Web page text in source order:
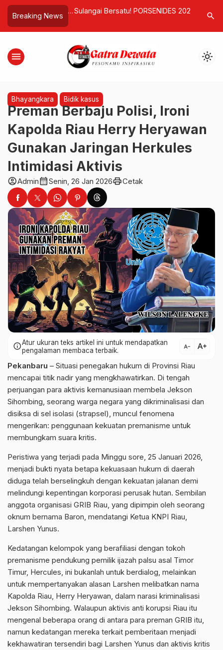
Breaking News
Andi MursalimSulangai Bersatu! PORSENIDES 2025
FOX
dan
search
menu light_mode
Bhayangkara Bidik kasus
Preman Berbaju Polisi, Ironi
Kapolda Riau Herry Heryawan
Gunakan Jaringan Herkules
Intimidasi Aktivis
account_circleAdmincalendar_monthSenin, 26 Jan 2026printCetak
infoAtur ukuran teks artikel ini untuk mendapatkan
pengalaman membaca terbaik.
text_decrease text_increase
Pekanbaru – Situasi penegakan hukum di Provinsi Riau
mencapai titik nadir yang mengkhawatirkan. Di tengah
perjuangan para aktivis kemanusiaan membela Jekson
Sihombing, seorang warga negara yang dikriminalisasi dan
disiksa di sel isolasi (strapsel), muncul fenomena
mengerikan: penggunaan kekuatan premanisme untuk
membungkam suara kritis.
Peristiwa yang terjadi pada Minggu sore, 25 Januari 2026,
menjadi bukti nyata betapa kekuasaan hukum di daerah
diduga telah berselingkuh dengan kekuatan jalanan demi
melindungi kepentingan korporasi perusak hutan. Sembilan
anggota organisasi GRIB Riau, yang dipimpin oleh seorang
oknum bernama Baron, mendatangi Ketua KNPI Riau,
Larshen Yunus.
Kedatangan kelompok yang berafiliasi dengan tokoh
premanisme pendukung pemilik ijazah palsu asal Timor
Timur, Hercules, ini bukanlah untuk berdialog, melainkan
untuk mempertanyakan alasan Larshen melibatkan nama
Kapolda Riau, Herry Heryawan, dalam narasi kriminalisasi
Jekson Sihombing. Walaupun aktivis anti korupsi Riau itu
mengenal beberapa orang di antara para preman GRIB itu,
namun kedatangan mereka terkait pemberitaan menjadi
kekhawatiran tersendiri bagi Larshen Yunus dan aktivis kritis